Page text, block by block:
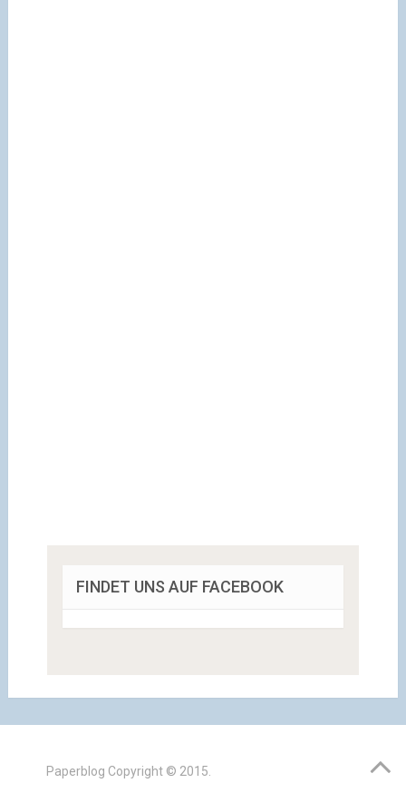
FINDET UNS AUF FACEBOOK
Paperblog Copyright © 2015.